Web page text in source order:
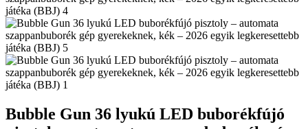
Bubble Gun 36 lyukú LED buborékfújó